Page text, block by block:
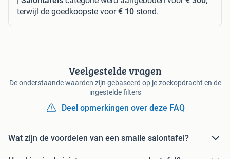
terwijl de goedkoopste voor€ 10 stond.
Veelgestelde vragen
De onderstaande waarden zijn gebaseerd op je zoekopdracht en de
ingestelde filters
Deel opmerkingen over deze FAQ
Wat zijn de voordelen van een smalle salontafel?